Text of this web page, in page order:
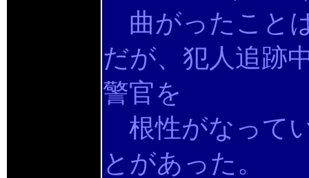
曲がったこと
だが、犯人追跡
警官を
根性がなって
とがあった。